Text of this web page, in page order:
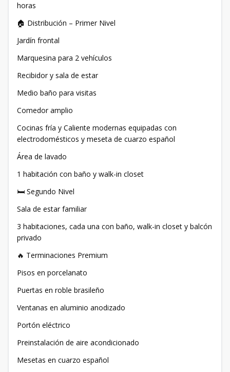
horas
🏠 Distribución – Primer Nivel
Jardín frontal
Marquesina para 2 vehículos
Recibidor y sala de estar
Medio baño para visitas
Comedor amplio
Cocinas fría y Caliente modernas equipadas con
electrodomésticos y meseta de cuarzo español
Área de lavado
1 habitación con baño y walk-in closet
🛏 Segundo Nivel
Sala de estar familiar
3 habitaciones, cada una con baño, walk-in closet y balcón
privado
🔥 Terminaciones Premium
Pisos en porcelanato
Puertas en roble brasileño
Ventanas en aluminio anodizado
Portón eléctrico
Preinstalación de aire acondicionado
Mesetas en cuarzo español